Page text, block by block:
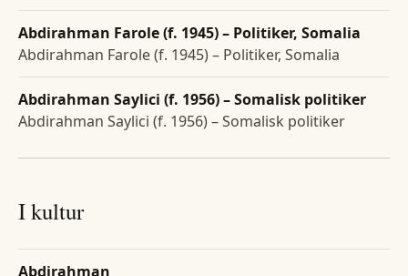
Abdirahman Farole (f. 1945) – Politiker, Somalia
Abdirahman Farole (f. 1945) – Politiker, Somalia
Abdirahman Saylici (f. 1956) – Somalisk politiker
Abdirahman Saylici (f. 1956) – Somalisk politiker
I kultur
Abdirahman